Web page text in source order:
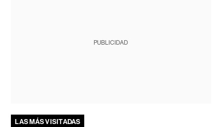
PUBLICIDAD
LAS MÁS VISITADAS